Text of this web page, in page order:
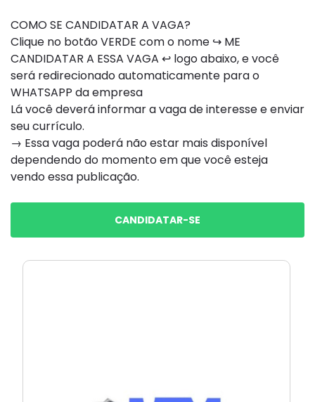
COMO SE CANDIDATAR A VAGA?
Clique no botão VERDE com o nome ↪ ME
CANDIDATAR A ESSA VAGA ↩ logo abaixo, e você
será redirecionado automaticamente para o
WHATSAPP da empresa
Lá você deverá informar a vaga de interesse e enviar
seu currículo.
→ Essa vaga poderá não estar mais disponível
dependendo do momento em que você esteja
vendo essa publicação.
CANDIDATAR-SE